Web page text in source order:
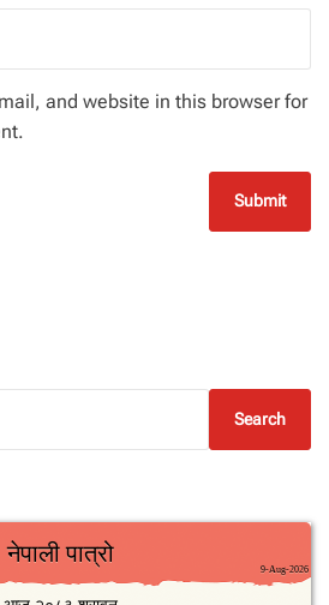
and website in this browser for
Search